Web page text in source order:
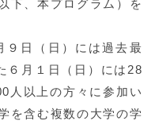
下、本プログラム）を
日（日）には過去最
６月１日（日）には28
人以上の方々に参加い
を含む複数の大学の学